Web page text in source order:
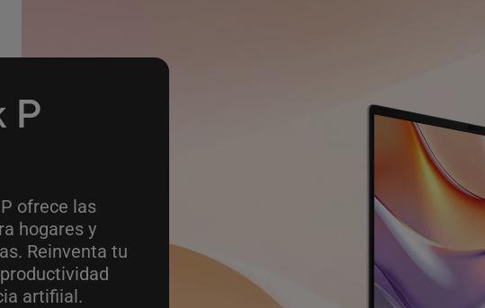
P
ofrece las
hogares y
Reinventa tu
artifiial.